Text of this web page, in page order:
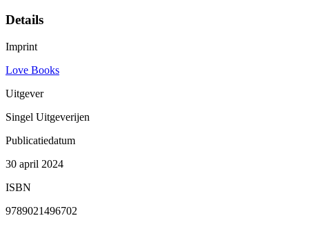
Details
Imprint
Love Books
Uitgever
Singel Uitgeverijen
Publicatiedatum
30 april 2024
ISBN
9789021496702